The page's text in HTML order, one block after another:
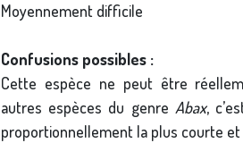
Moyennement difficile
Confusions possibles :
Cette espèce ne peut être
autres espèces du genre Abax,
proportionnellement la plus courte et